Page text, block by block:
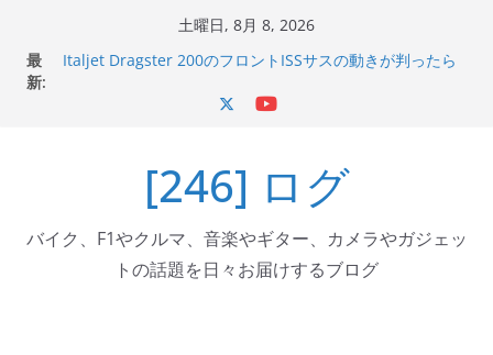
土曜日, 8月 8, 2026
最
新:
Italjet Dragster 200のフロントISSサスの動きが判ったら
Italjet Dragster 200が納車完了！各部をチェックして、ス
Ken Block 逝去
岩手県奥州市へのふるさと納税で KGR HARMONY 南部鉄
器エフェクターが返礼品でもらえる！
[246] ログ
バイク、F1やクルマ、音楽やギター、カメラやガジェッ
トの話題を日々お届けするブログ